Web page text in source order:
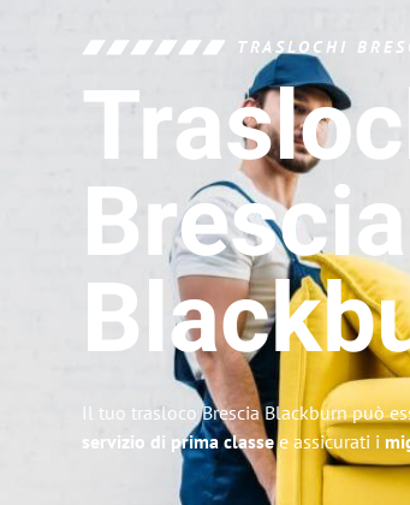
TRASLOCHI
Brescia
Il tuo trasloco Brescia Blackburn può
servizio di prima classee assicurati i